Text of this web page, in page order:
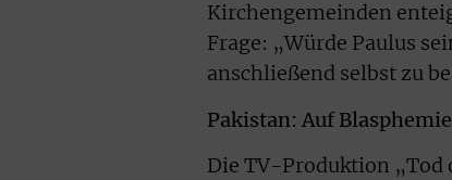
Kirchengemeinden
Frage: „Würde Paulus
anschließend selbst zu
Pakistan: Auf
Die TV-Produktion „Tod